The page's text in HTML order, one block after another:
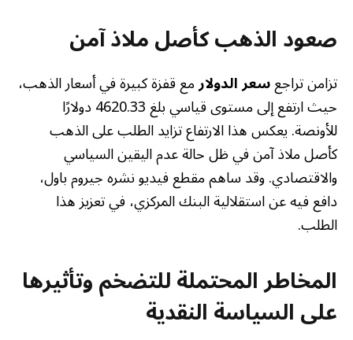
صعود الذهب كأصل ملاذ آمن
تزامن تراجعسعر الدولارمع قفزة كبيرة في أسعار الذهب،
حيث ارتفع إلى مستوى قياسي بلغ 4620.33 دولارًا
للأونصة. يعكس هذا الارتفاع تزايد الطلب على الذهب
كأصل ملاذ آمن في ظل حالة عدم اليقين السياسي
والاقتصادي. وقد ساهم مقطع فيديو نشره جيروم باول،
دافع فيه عن استقلالية البنك المركزي، في تعزيز هذا
الطلب.
المخاطر المحتملة للتضخم وتأثيرها
على السياسة النقدية